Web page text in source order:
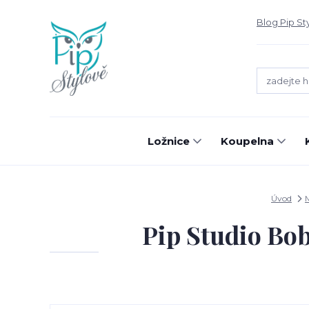
Blog Pip
Ložnice Koupelna
Úvod
Pip Studio